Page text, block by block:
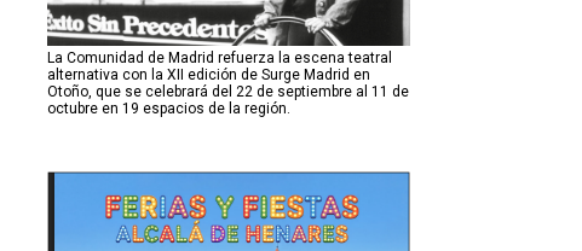
La Comunidad de Madrid refuerza la escena teatral
alternativa con la XII edición de Surge Madrid en
Otoño, que se celebrará del 22 de septiembre al 11 de
octubre en 19 espacios de la región.